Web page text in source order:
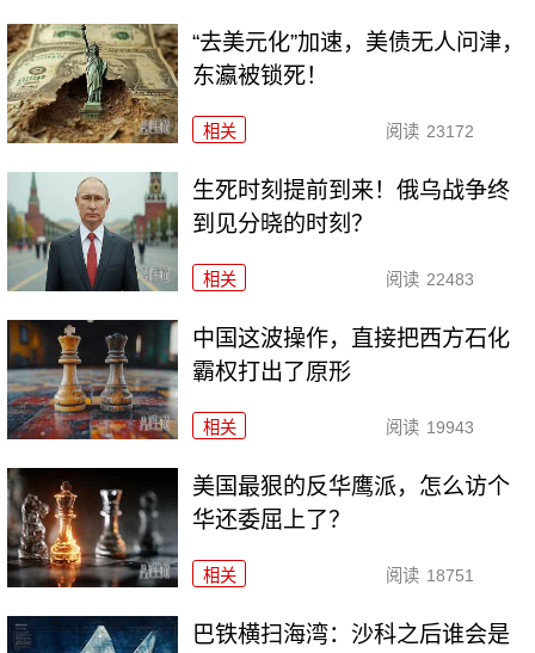
“去美元化”加速，美债无人问津，
东瀛被锁死！
相关 阅读 23172
生死时刻提前到来！俄乌战争终
到见分晓的时刻？
相关 阅读 22483
中国这波操作，直接把西方石化
霸权打出了原形
相关 阅读 19943
美国最狠的反华鹰派，怎么访个
华还委屈上了？
相关 阅读 18751
巴铁横扫海湾：沙科之后谁会是